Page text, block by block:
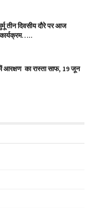
तीन दिवसीय दौरे पर आज
आरक्षण का रास्ता साफ, 19 जून